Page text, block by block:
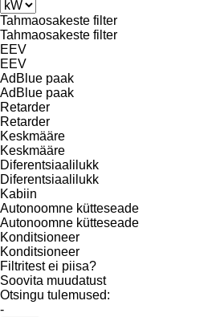
Tahmaosakeste filter
Tahmaosakeste filter
EEV
EEV
AdBlue paak
AdBlue paak
Retarder
Retarder
Keskmääre
Keskmääre
Diferentsiaalilukk
Diferentsiaalilukk
Kabiin
Autonoomne kütteseade
Autonoomne kütteseade
Konditsioneer
Konditsioneer
Filtritest ei piisa?
Soovita muudatust
Otsingu tulemused:
-